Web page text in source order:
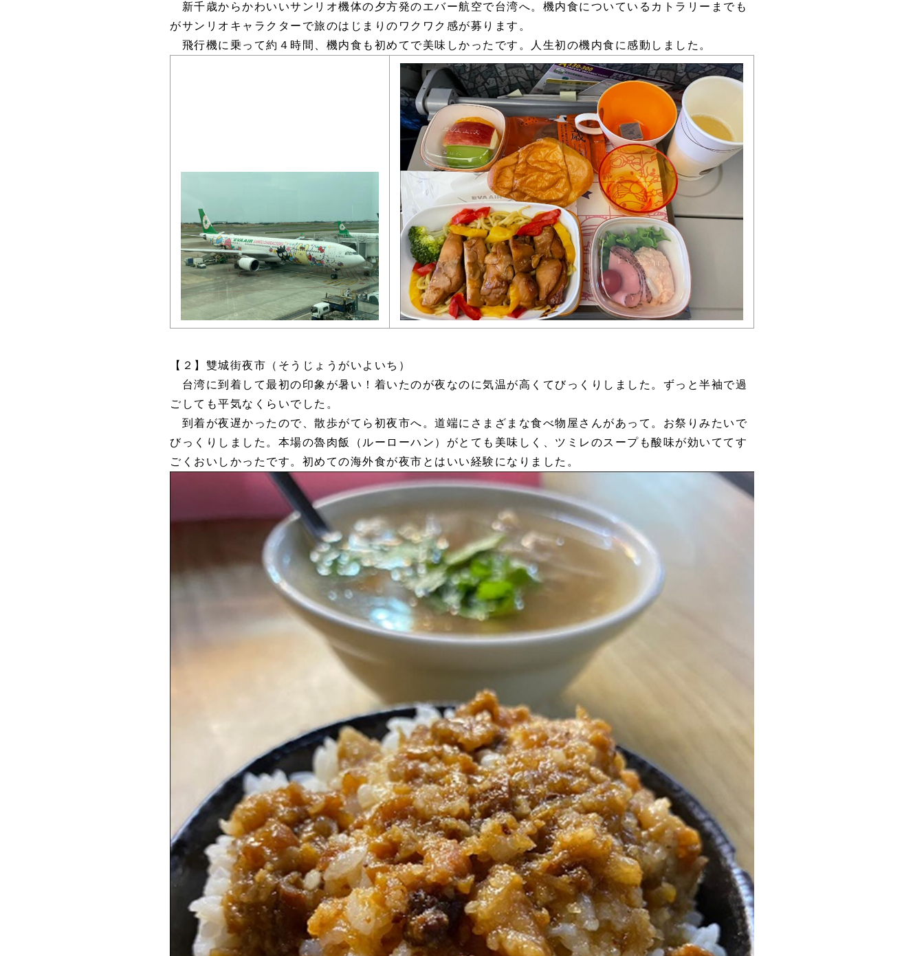
新千歳からかわいいサンリオ機体の夕方発のエバー航空で台湾へ。機内食についているカトラリーまでも
がサンリオキャラクターで旅のはじまりのワクワク感が募ります。
飛行機に乗って約４時間、機内食も初めてで美味しかったです。人生初の機内食に感動しました。
【２】雙城街夜市（そうじょうがいよいち）
台湾に到着して最初の印象が暑い！着いたのが夜なのに気温が高くてびっくりしました。ずっと半袖で過
ごしても平気なくらいでした。
到着が夜遅かったので、散歩がてら初夜市へ。道端にさまざまな食べ物屋さんがあって。お祭りみたいで
びっくりしました。本場の魯肉飯（ルーローハン）がとても美味しく、ツミレのスープも酸味が効いててす
ごくおいしかったです。初めての海外食が夜市とはいい経験になりました。